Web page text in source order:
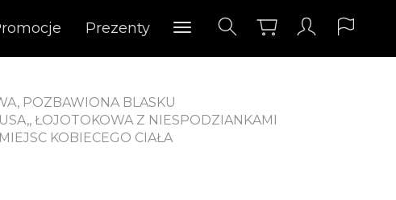
Prezenty
POZBAWIONA BLASKU
ŁOJOTOKOWA Z NIESPODZIANKAMI
KOBIECEGO CIAŁA